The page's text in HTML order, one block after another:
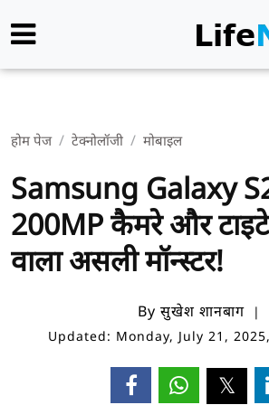
होम पेज टेक्नोलॉजी मोबाइल
Samsung Galaxy
200MP कैमरे और
वाला असली मॉन्स्टर!
By सुखेश शानबाग
Updated: Monday, July 21,